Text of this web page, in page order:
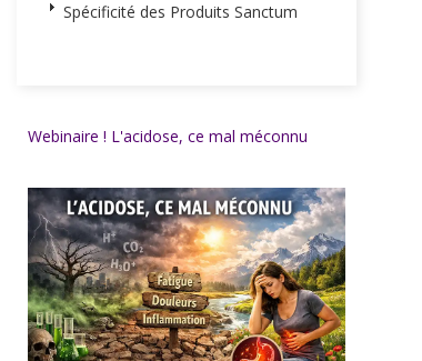
Spécificité des Produits Sanctum
Webinaire ! L'acidose, ce mal méconnu